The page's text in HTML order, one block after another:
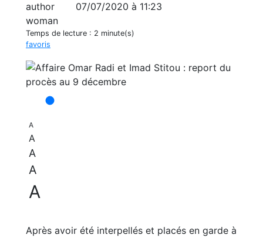
07/07/2020 à 11:23
Temps de lecture : 2 minute(s)
favoris
A
A
A
A
A
Après avoir été interpellés et placés en garde à